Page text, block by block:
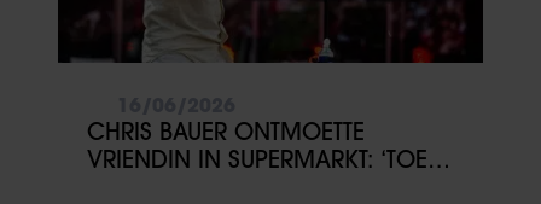
CHRIS BAUER ONTMOETTE
VRIENDIN IN SUPERMARKT: ‘TOEN